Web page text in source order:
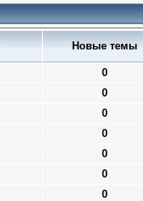
Новые темы
0
0
0
0
0
0
0